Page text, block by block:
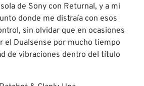
de Sony con Returnal, y a mi
donde me distraía con esos
sin olvidar que en ocasiones
el Dualsense por mucho tiempo
de vibraciones dentro del título